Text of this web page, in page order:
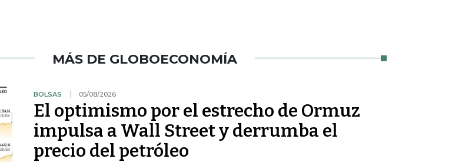
MÁS DE GLOBOECONOMÍA
BOLSAS 05/08/2026
El optimismo por el estrecho de Ormuz
impulsa a Wall Street y derrumba el
precio del petróleo